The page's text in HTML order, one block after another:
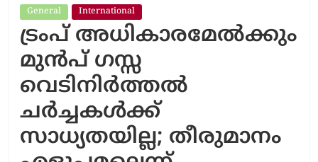
Unfolding
The
Truth
General International
ട്രംപ് അധികാരമേല്‍ക്കും
മുന്‍പ് ഗസ്സ
വെടിനിർത്തൽ
ചർച്ചകൾക്ക്
സാധ്യതയില്ല; തീരുമാനം